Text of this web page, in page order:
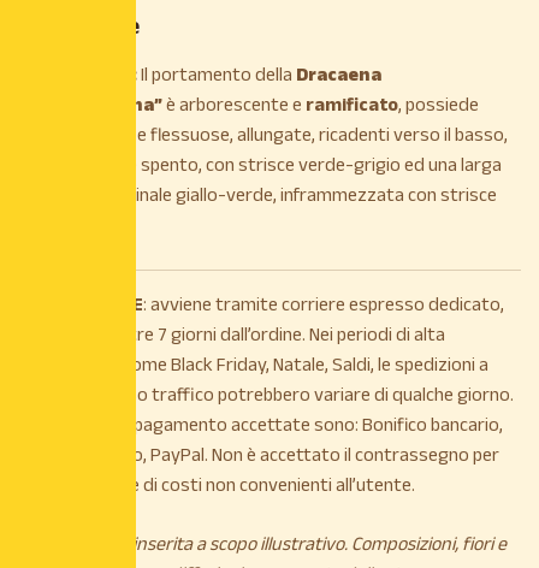
Descrizione
DESCRIZIONE:Il portamentodellaDracaena
Massangeana”è arborescente eramificato, possiede
foglie morbide e flessuose, allungate, ricadenti verso il basso,
di colore verde spento, con strisce verde-grigio ed una larga
fascia longitudinale giallo-verde, inframmezzata con strisce
SPEDIZIONE: avviene tramite corriere espresso dedicato,
entro e non oltre 7 giorni dall’ordine. Nei periodi di alta
stagionalità, come Black Friday, Natale, Saldi, le spedizioni a
causa di intenso traffico potrebbero variare di qualche giorno.
Le modalità di pagamento accettate sono: Bonifico bancario,
Carta di credito, PayPal. Non è accettato il contrassegno per
maggiorazione di costi non convenienti all’utente.
*L’immagine è inserita a scopo illustrativo. Composizioni, fiori e